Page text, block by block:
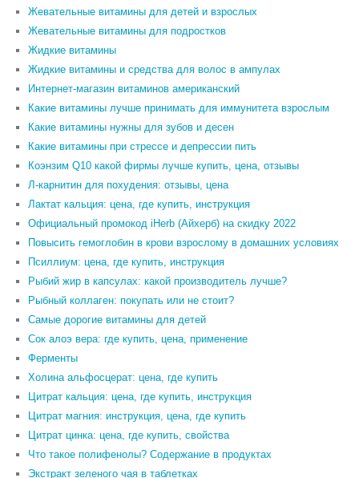
Жевательные витамины для детей и взрослых
Жевательные витамины для подростков
Жидкие витамины
Жидкие витамины и средства для волос в ампулах
Интернет-магазин витаминов американский
Какие витамины лучше принимать для иммунитета взрослым
Какие витамины нужны для зубов и десен
Какие витамины при стрессе и депрессии пить
Коэнзим Q10 какой фирмы лучше купить, цена, отзывы
Л-карнитин для похудения: отзывы, цена
Лактат кальция: цена, где купить, инструкция
Официальный промокод iHerb (Айхерб) на скидку 2022
Повысить гемоглобин в крови взрослому в домашних условиях
Псиллиум: цена, где купить, инструкция
Рыбий жир в капсулах: какой производитель лучше?
Рыбный коллаген: покупать или не стоит?
Самые дорогие витамины для детей
Сок алоэ вера: где купить, цена, применение
Ферменты
Холина альфосцерат: цена, где купить
Цитрат кальция: цена, где купить, инструкция
Цитрат магния: инструкция, цена, где купить
Цитрат цинка: цена, где купить, свойства
Что такое полифенолы? Содержание в продуктах
Экстракт зеленого чая в таблетках